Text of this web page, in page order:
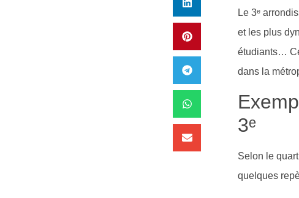
Le 3ᵉ
et les plus
étudiants…
dans la
3ᵉ
Selon le
quelques